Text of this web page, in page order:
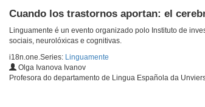
Cuando los trastornos aportan: el
Linguamente é un evento organizado polo Instituto de
sociais, neurolóxicas e cognitivas.
i18n.one.Series: Linguamente
Olga Ivanova Ivanov
Profesora do departamento de Lingua Española da